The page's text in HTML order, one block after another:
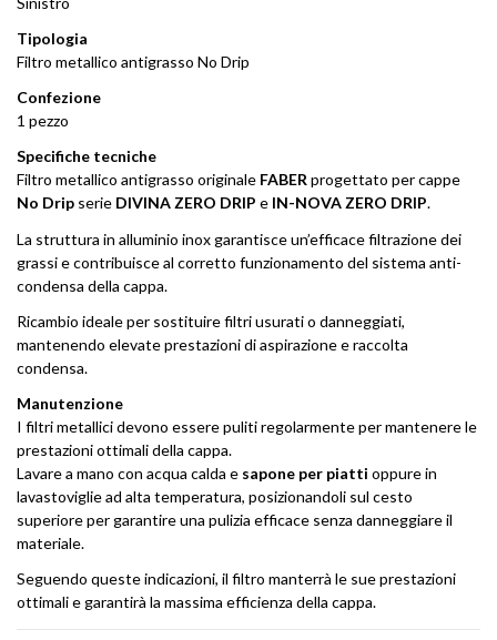
Tipologia
Filtro metallico antigrasso No Drip
Confezione
1 pezzo
Specifiche tecniche
Filtro metallico antigrasso originale FABERprogettato per cappe
No Drip serie DIVINA ZERO DRIP e IN-NOVA ZERO DRIP.
La struttura in alluminio inox garantisce un’efficace filtrazione dei
grassi e contribuisce al corretto funzionamento del sistema anti-
condensa della cappa.
Ricambio ideale per sostituire filtri usurati o danneggiati,
mantenendo elevate prestazioni di aspirazione e raccolta
condensa.
Manutenzione
I filtri metallici devono essere puliti regolarmente per mantenere le
prestazioni ottimali della cappa.
Lavare a mano con acqua calda e sapone per piatti oppure in
lavastoviglie ad alta temperatura, posizionandoli sul cesto
superiore per garantire una pulizia efficace senza danneggiare il
materiale.
Seguendo queste indicazioni, il filtro manterrà le sue prestazioni
ottimali e garantirà la massima efficienza della cappa.